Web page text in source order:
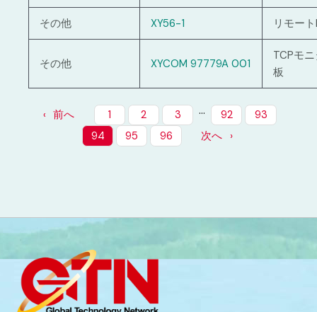
その他 XY56-1 リモー
その他 XYCOM 97779A 001
TCPモ
板
前へ 1 2 3 … 92
93
94
95 96 次へ